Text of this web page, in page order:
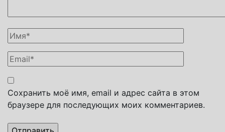
Сохранить моё имя, email и адрес сайта в этом
браузере для последующих моих комментариев.